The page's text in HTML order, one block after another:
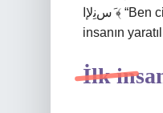
َسﻧِﻹا ﴾ “Ben cinleri ve insanları ancak Bana ibadet etsinler diye yarattım.” (Zariyat Suresi, 51:56) Bu ayet,
insanın
İlk